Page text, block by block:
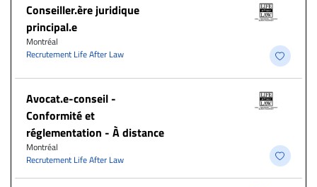
Conseiller.ère juridique
principal.e
Montréal
Recrutement Life After Law
​Avocat.e-conseil -
Conformité et
réglementation - À distance
Montréal
Recrutement Life After Law